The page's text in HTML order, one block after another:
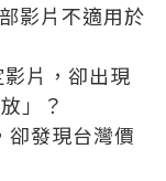
影片不適用於
片，卻出現
」？
發現台灣價